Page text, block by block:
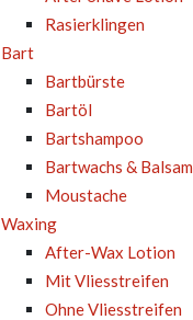
Rasierklingen
Bart
Bartbürste
Bartöl
Bartshampoo
Bartwachs & Balsam
Moustache
Waxing
After-Wax Lotion
Mit Vliesstreifen
Ohne Vliesstreifen